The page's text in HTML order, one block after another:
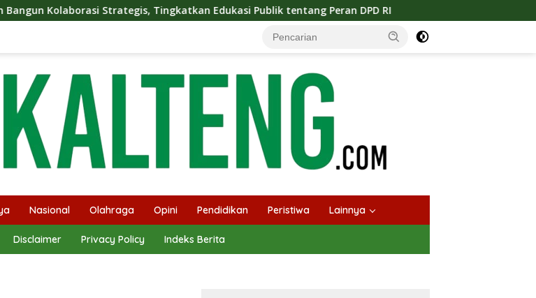
Tingkatkan Edukasi Publik tentang Peran DPD RI Masuknya Musim Kemarau PT Pada Idi
Nasional Olahraga Opini Pendidikan Peristiwa Lainnya
Disclaimer Privacy Policy Indeks Berita